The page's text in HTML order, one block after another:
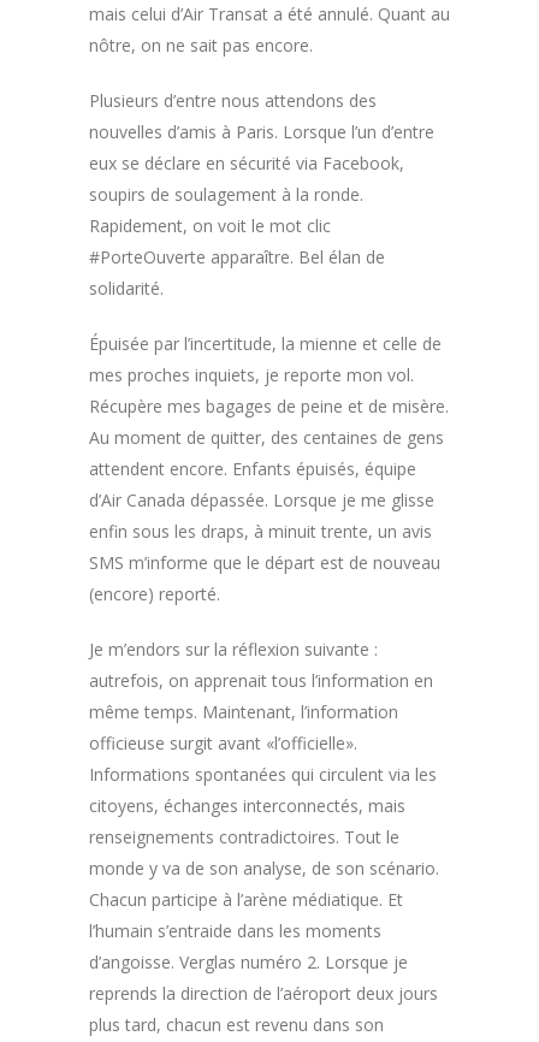
mais celui d’Air Transat a été annulé. Quant au
nôtre, on ne sait pas encore.
Plusieurs d’entre nous attendons des
nouvelles d’amis à Paris. Lorsque l’un d’entre
eux se déclare en sécurité via Facebook,
soupirs de soulagement à la ronde.
Rapidement, on voit le mot clic
#PorteOuverte apparaître. Bel élan de
solidarité.
Épuisée par l’incertitude, la mienne et celle de
mes proches inquiets, je reporte mon vol.
Récupère mes bagages de peine et de misère.
Au moment de quitter, des centaines de gens
attendent encore. Enfants épuisés, équipe
d’Air Canada dépassée. Lorsque je me glisse
enfin sous les draps, à minuit trente, un avis
SMS m’informe que le départ est de nouveau
(encore) reporté.
Je m’endors sur la réflexion suivante :
autrefois, on apprenait tous l’information en
même temps. Maintenant, l’information
officieuse surgit avant «l’officielle».
Informations spontanées qui circulent via les
citoyens, échanges interconnectés, mais
renseignements contradictoires. Tout le
monde y va de son analyse, de son scénario.
Chacun participe à l’arène médiatique. Et
l’humain s’entraide dans les moments
d’angoisse. Verglas numéro 2. Lorsque je
reprends la direction de l’aéroport deux jours
plus tard, chacun est revenu dans son